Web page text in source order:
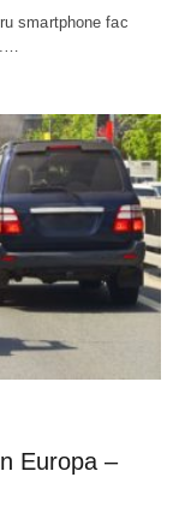
smartphone fac
Europa –